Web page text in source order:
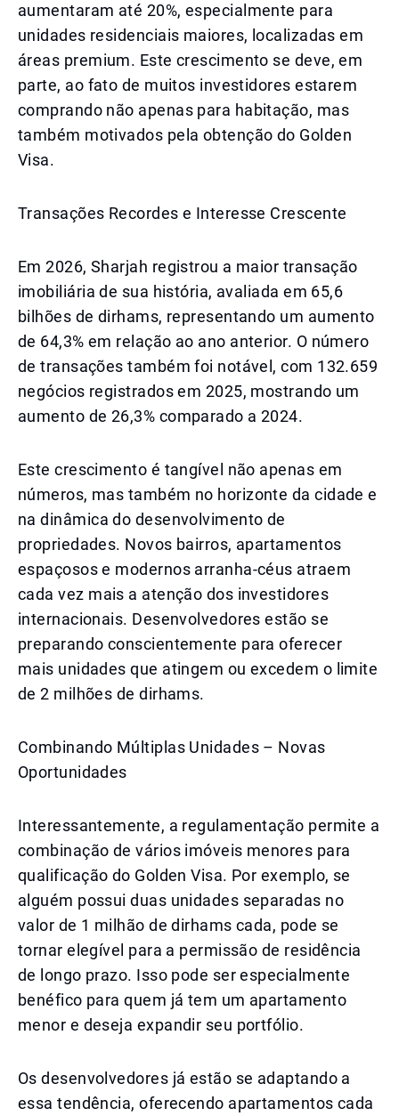
aumentaram até 20%, especialmente para
unidades residenciais maiores, localizadas em
áreas premium. Este crescimento se deve, em
parte, ao fato de muitos investidores estarem
comprando não apenas para habitação, mas
também motivados pela obtenção do Golden
Visa.
Transações Recordes e Interesse Crescente
Em 2026, Sharjah registrou a maior transação
imobiliária de sua história, avaliada em 65,6
bilhões de dirhams, representando um aumento
de 64,3% em relação ao ano anterior. O número
de transações também foi notável, com 132.659
negócios registrados em 2025, mostrando um
aumento de 26,3% comparado a 2024.
Este crescimento é tangível não apenas em
números, mas também no horizonte da cidade e
na dinâmica do desenvolvimento de
propriedades. Novos bairros, apartamentos
espaçosos e modernos arranha-céus atraem
cada vez mais a atenção dos investidores
internacionais. Desenvolvedores estão se
preparando conscientemente para oferecer
mais unidades que atingem ou excedem o limite
de 2 milhões de dirhams.
Combinando Múltiplas Unidades – Novas
Oportunidades
Interessantemente, a regulamentação permite a
combinação de vários imóveis menores para
qualificação do Golden Visa. Por exemplo, se
alguém possui duas unidades separadas no
valor de 1 milhão de dirhams cada, pode se
tornar elegível para a permissão de residência
de longo prazo. Isso pode ser especialmente
benéfico para quem já tem um apartamento
menor e deseja expandir seu portfólio.
Os desenvolvedores já estão se adaptando a
essa tendência, oferecendo apartamentos cada